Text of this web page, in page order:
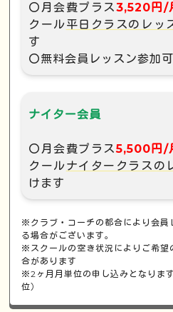
〇月会費プラス3,520円/
クール 平日クラスのレッ
す
〇無料会員レッスン参加
ナイター会員
〇月会費プラス5,500円/
クール ナイタークラスの
けます
※クラブ・コーチの都合により会員
る場合がございます。
※スクールの空き状況によりご希望
合があります
※2ヶ月月単位の申し込みとなりま
位）